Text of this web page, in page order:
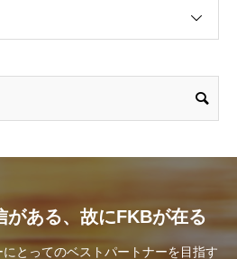
がある、故にFKBが在る
とってのベストパートナーを目指す